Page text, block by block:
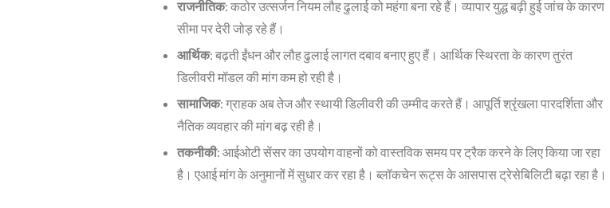
राजनीतिक: कठोर उत्सर्जन नियम लौह ढुलाई को महंगा बना रहे हैं। व्यापार युद्ध बढ़ी हुई जांच के कारण
सीमा पर देरी जोड़ रहे हैं।
आर्थिक: बढ़ती ईंधन और लौह ढुलाई लागत दबाव बनाए हुए हैं। आर्थिक स्थिरता के कारण तुरंत
डिलीवरी मॉडल की मांग कम हो रही है।
सामाजिक: ग्राहक अब तेज और स्थायी डिलीवरी की उम्मीद करते हैं। आपूर्ति श्रृंखला पारदर्शिता और
नैतिक व्यवहार की मांग बढ़ रही है।
तकनीकी: आईओटी सेंसर का उपयोग वाहनों को वास्तविक समय पर ट्रैक करने के लिए किया जा रहा
है। एआई मांग के अनुमानों में सुधार कर रहा है। ब्लॉकचेन रूट्स के आसपास ट्रेसेबिलिटी बढ़ा रहा है।